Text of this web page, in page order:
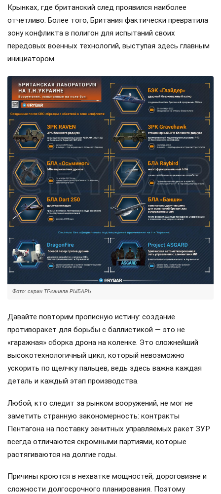
Крынках, где британский след проявился наиболее
отчетливо. Более того, Британия фактически превратила
зону конфликта в полигон для испытаний своих
передовых военных технологий, выступая здесь главным
инициатором.
Фото: скрин ТГ-канала РЫБАРЬ
Давайте повторим прописную истину: создание
противоракет для борьбы с баллистикой — это не
«гаражная» сборка дрона на коленке. Это сложнейший
высокотехнологичный цикл, который невозможно
ускорить по щелчку пальцев, ведь здесь важна каждая
деталь и каждый этап производства.
Любой, кто следит за рынком вооружений, не мог не
заметить странную закономерность: контракты
Пентагона на поставку зенитных управляемых ракет ЗУР
всегда отличаются скромными партиями, которые
растягиваются на долгие годы.
Причины кроются в нехватке мощностей, дороговизне и
сложности долгосрочного планирования. Поэтому